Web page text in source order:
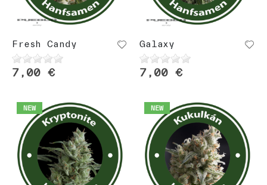
Fresh Candy
7,00 €
Galaxy
7,00 €
NEW NEW